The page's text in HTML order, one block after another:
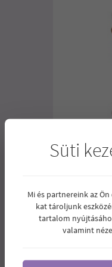
Cukor
magas
Ár: 1.850
Süti
Mi és partnereink az
kat tároljunk
tartalom
valamint